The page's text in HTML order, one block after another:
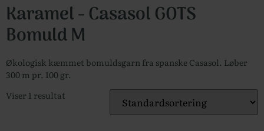
Karamel - Casasol GOTS
Bomuld M
Økologisk kæmmet bomuldsgarn fra spanske Casasol. Løber
300 m pr. 100 gr.
Viser 1 resultat